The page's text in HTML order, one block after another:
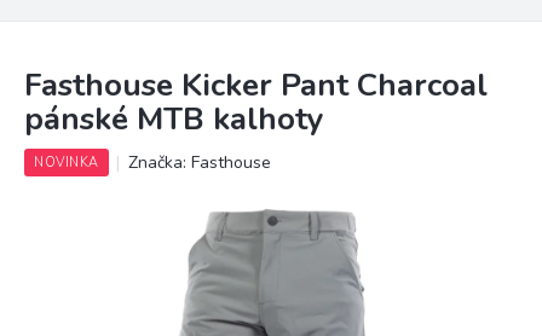
Fasthouse Kicker Pant Charcoal
pánské MTB kalhoty
NOVINKA Značka:Fasthouse